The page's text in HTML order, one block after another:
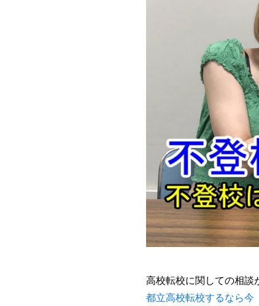
高校転校に関しての相談
都立高校転校するなら